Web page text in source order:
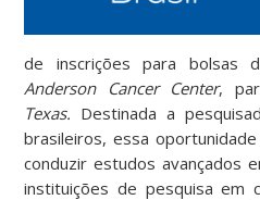
de inscrições para bolsas
Anderson Cancer Center,
Texas. Destinada a
brasileiros, essa
conduzir estudos avançados
instituições de pesquisa em